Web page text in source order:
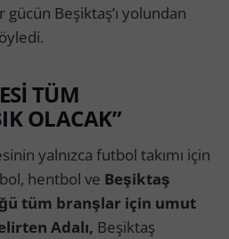
Beşiktaş’ı yolundan
TÜM
OLACAK”
yalnızca futbol takımı için
hentbol ve Beşiktaş
tüm branşlar için umut
Adalı, Beşiktaş